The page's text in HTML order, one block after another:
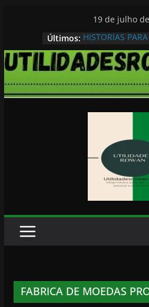
conteúdo
19 de julho
Últimos: HISTORIAS
FABRICA DE MOEDAS